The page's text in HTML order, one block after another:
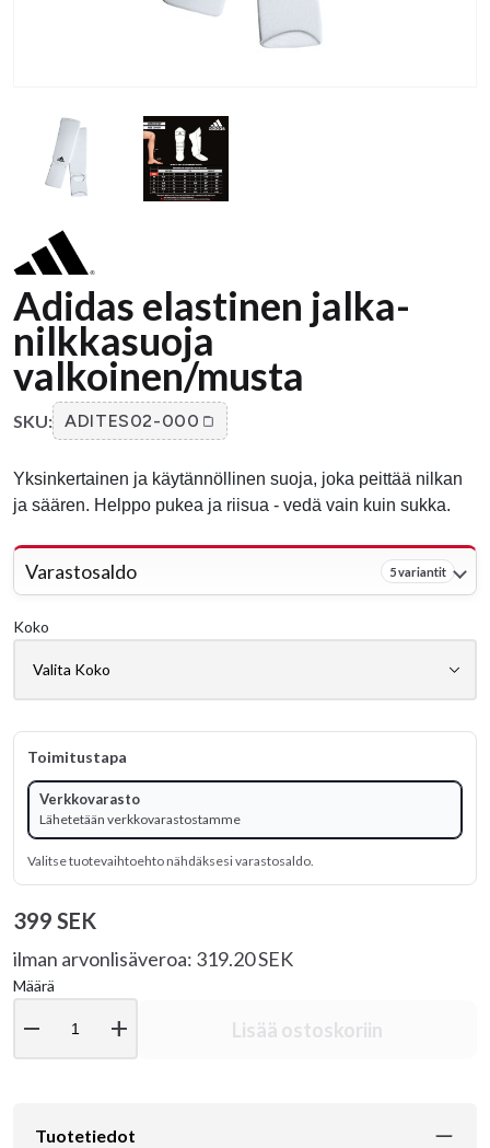
Adidas elastinen jalka-
nilkkasuoja
valkoinen/musta
SKU: ADITES02-000
Yksinkertainen ja käytännöllinen suoja, joka peittää nilkan
ja säären. Helppo pukea ja riisua - vedä vain kuin sukka.
Varastosaldo 5 variantit
Koko
Toimitustapa
Verkkovarasto
Lähetetään verkkovarastostamme
Valitse tuotevaihtoehto nähdäksesi varastosaldo.
399 SEK
ilman arvonlisäveroa: 319.20 SEK
Määrä
remove add Lisää ostoskoriin
Tuotetiedot